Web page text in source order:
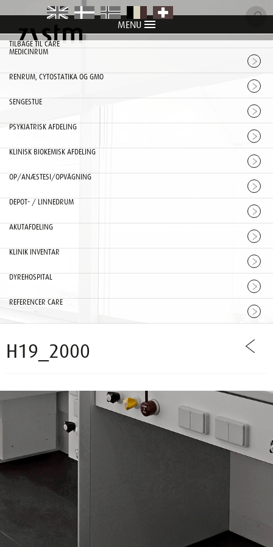
MENU
item item item item item
TILBAGE TIL CARE
MEDICINRUM
RENRUM, CYTOSTATIKA OG GMO
SENGESTUE
PSYKIATRISK AFDELING
KLINISK BIOKEMISK AFDELING
OP/ANÆSTESI/OPVÅGNING
DEPOT- / LINNEDRUM
AKUTAFDELING
KLINIK INVENTAR
DYREHOSPITAL
REFERENCER CARE
H19_2000